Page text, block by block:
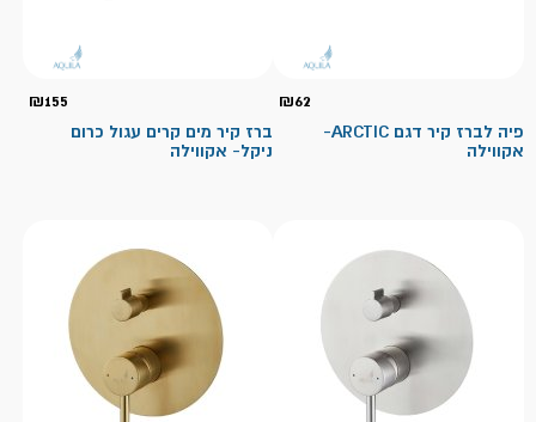
₪62
פיה לברז קיר דגם ARCTIC-
אקווילה
₪155
ברז קיר מים קרים עגול כרום
ניקל- אקווילה